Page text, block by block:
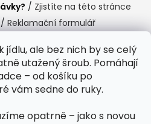
jídlu, ale bez nich by se celý
utažený šroub. Pomáhají
– od košíku po
vám sedne do ruky.
opatrně – jako s novou
/ Zjistíte na této stránce
/ Reklamační formulář
- 11:30